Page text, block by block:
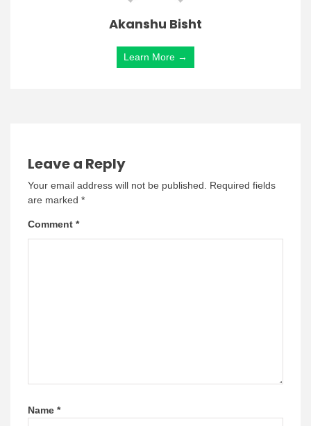
Akanshu Bisht
Learn More →
Leave a Reply
Your email address will not be published.
Required fields
are marked *
Comment *
Name *